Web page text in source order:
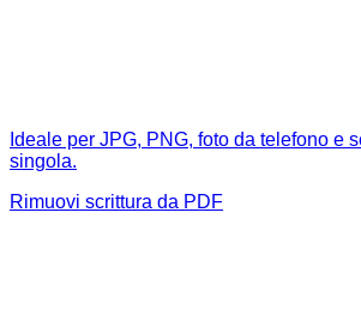
Ideale per JPG, PNG, foto da telefono e
singola.
Rimuovi scrittura da PDF